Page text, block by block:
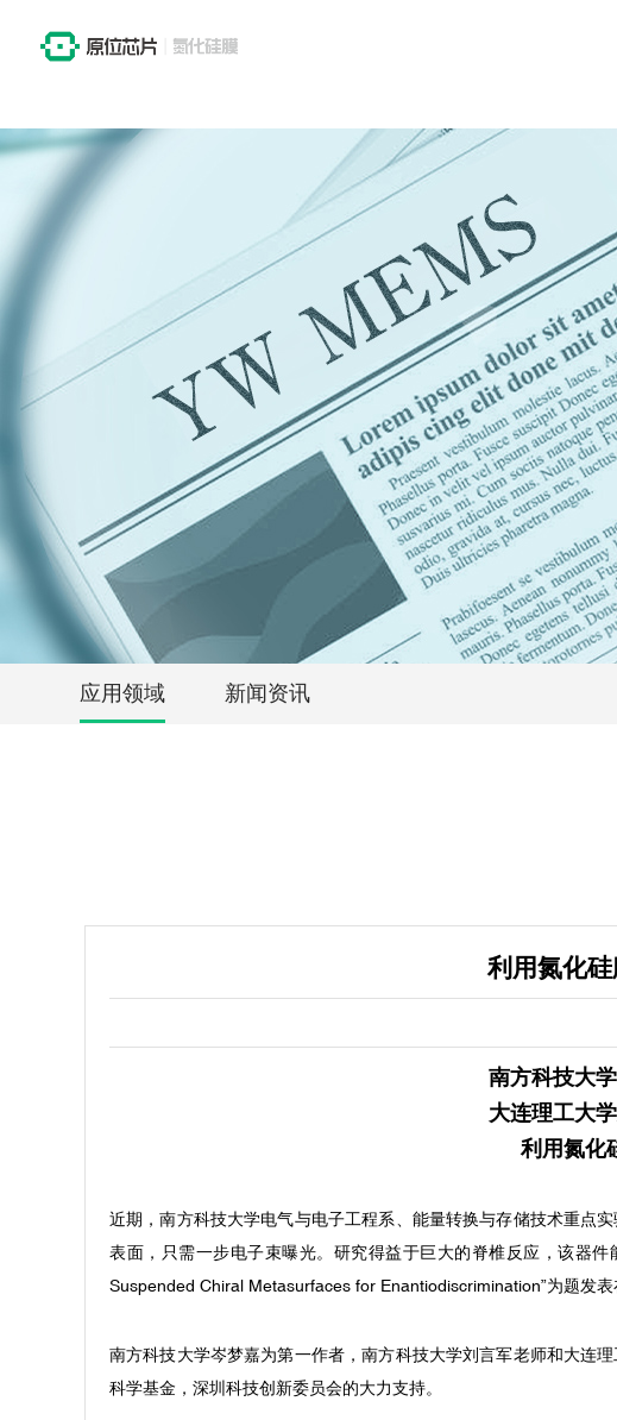
应用领域 新闻资讯
利用氮化
南方科技大
大连理工大
利用氮化
近期，南方科技大学电气与电子工程系、能量转换与存储技术重点
表面，只需一步电子束曝光。研究得益于巨大的脊椎反应，该器
Suspended Chiral Metasurfaces for Enantiodiscrimination”为题发表
南方科技大学岑梦嘉为第一作者，南方科技大学刘言军老师和大连
科学基金，深圳科技创新委员会的大力支持。